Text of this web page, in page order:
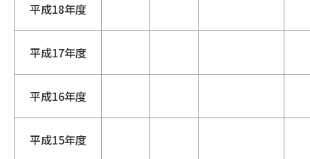
平成18年度
平成17年度
平成16年度
平成15年度